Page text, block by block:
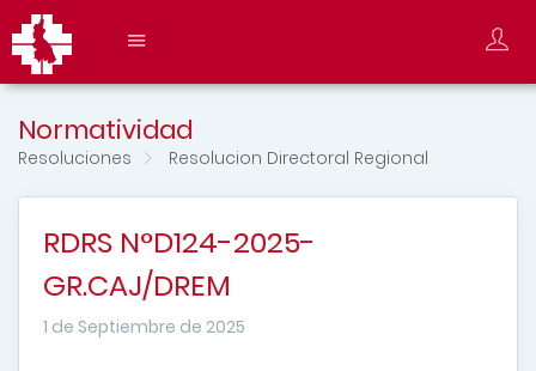
Normatividad
Resoluciones Resolucion Directoral Regional
RDRS N°D124-2025-
GR.CAJ/DREM
1 de Septiembre de 2025